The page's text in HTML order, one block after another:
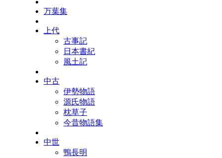
万葉集
上代
古事記
日本書紀
風土記
中古
伊勢物語
源氏物語
枕草子
今昔物語集
中世
鴨長明